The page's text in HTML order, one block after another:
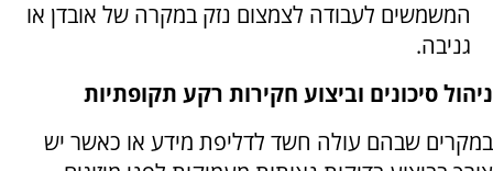
המשמשים לעבודה לצמצום נזק במקרה של אובדן או
גניבה.
ניהול סיכונים וביצוע חקירות רקע תקופתיות
במקרים שבהם עולה חשד לדליפת מידע או כאשר יש